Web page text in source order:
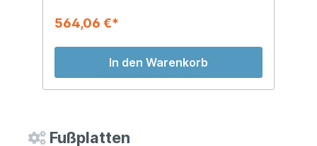
564,06 €*
In den Warenkorb
Fußplatten